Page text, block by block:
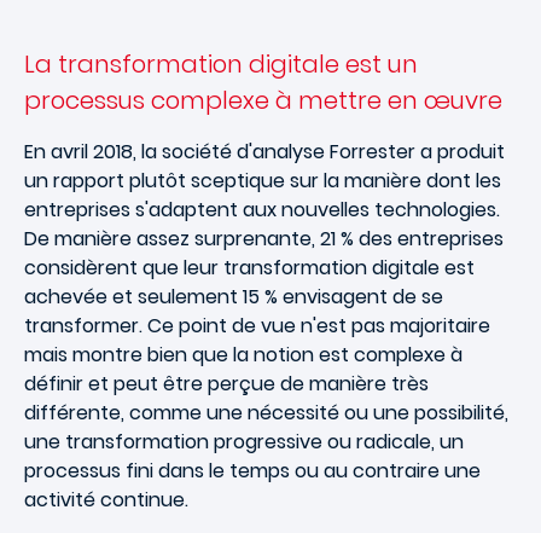
La transformation digitale est un
processus complexe à mettre en œuvre
En avril 2018, la société d'analyse Forrester a produit
un rapport plutôt sceptique sur la manière dont les
entreprises s'adaptent aux nouvelles technologies.
De manière assez surprenante, 21 % des entreprises
considèrent que leur transformation digitale est
achevée et seulement 15 % envisagent de se
transformer. Ce point de vue n'est pas majoritaire
mais montre bien que la notion est complexe à
définir et peut être perçue de manière très
différente, comme une nécessité ou une possibilité,
une transformation progressive ou radicale, un
processus fini dans le temps ou au contraire une
activité continue.